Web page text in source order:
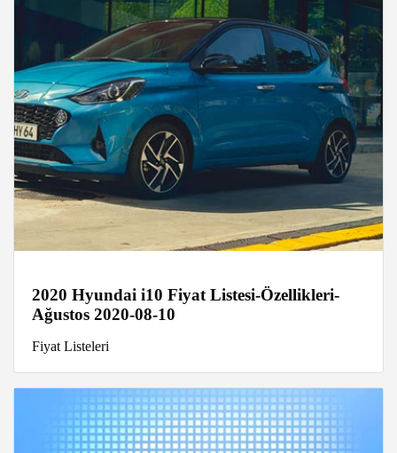
2020 Hyundai i10 Fiyat Listesi-Özellikleri-
Ağustos 2020-08-10
Fiyat Listeleri